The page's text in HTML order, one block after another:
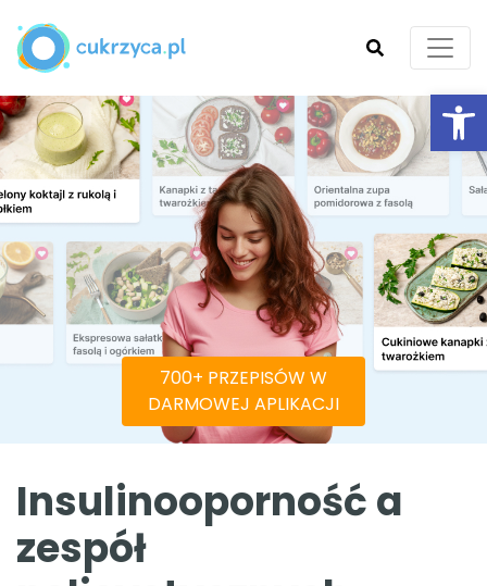
SZUKAJ
700+ PRZEPISÓW W
DARMOWEJ APLIKACJI
Insulinooporność a
zespół